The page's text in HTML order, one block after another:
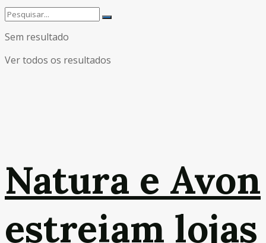
Sem resultado
Ver todos os resultados
Natura e Avon
estreiam lojas